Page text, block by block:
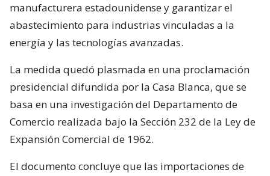
manufacturera estadounidense y garantizar el
abastecimiento para industrias vinculadas a la
energía y las tecnologías avanzadas.
La medida quedó plasmada en una proclamación
presidencial difundida por la Casa Blanca, que se
basa en una investigación del Departamento de
Comercio realizada bajo la Sección 232 de la Ley de
Expansión Comercial de 1962.
El documento concluye que las importaciones de